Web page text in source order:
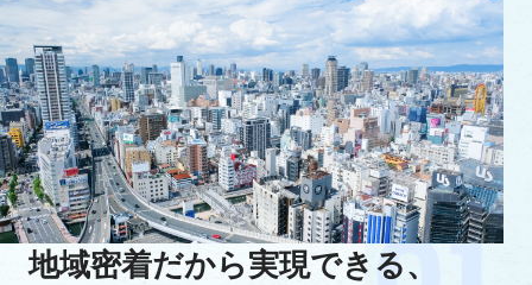
地域密着だから実現できる、